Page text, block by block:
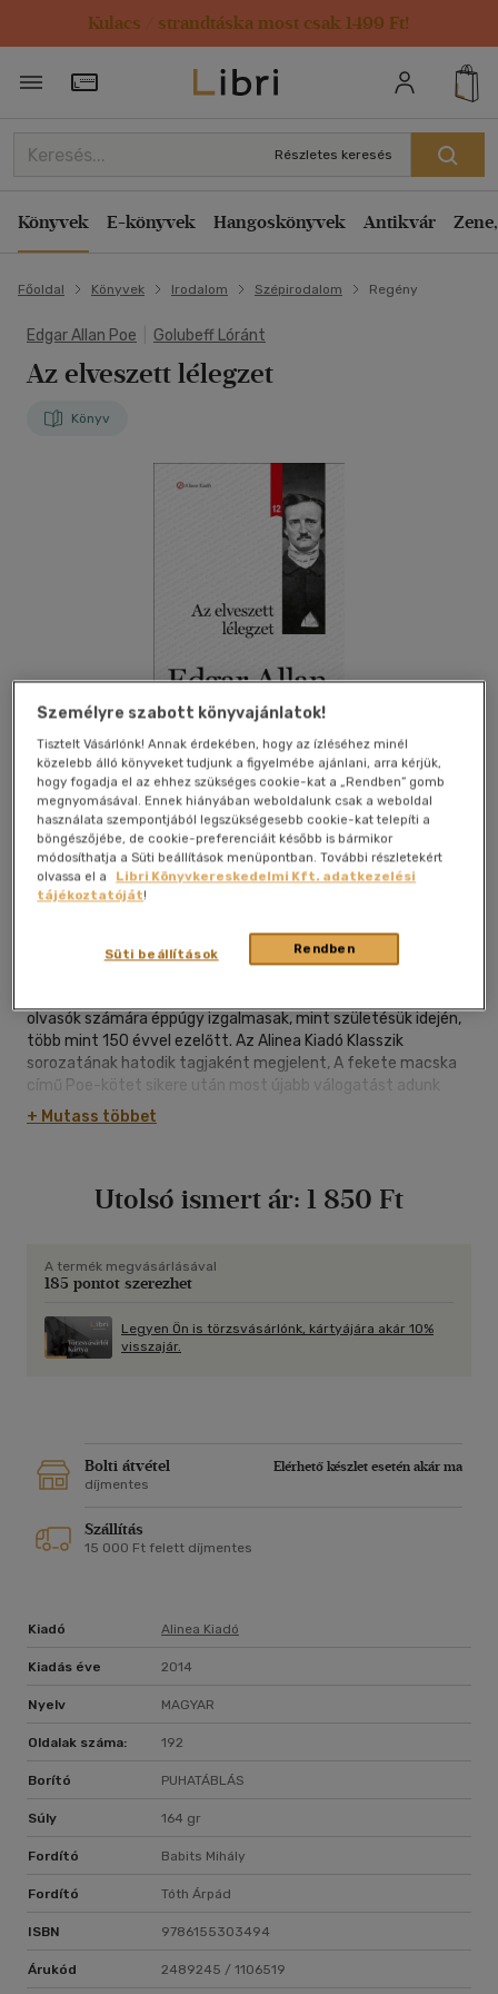
Kulacs / strandtáska most csak 1499 Ft!
Törzsvásárlói Kártya adatai
Részletes keresés
Könyvek E-könyvek Hangoskönyvek Antikvár
Főoldal Könyvek Irodalom Szépirodalom Regény
Edgar Allan Poe Golubeff Lóránt
Az elveszett lélegzet
Könyv
Kívánságlistához adom
olvasók számára éppúgy izgalmasak, mint születésük idején,
több mint 150 évvel ezelőtt. Az Alinea Kiadó Klasszik
sorozatának hatodik tagjaként megjelent, A fekete macska
című Poe-kötet sikere után most újabb válogatást adunk
közre a szerző legnépszerűbb műveiből.
Az elveszett lélegzet című kötetben a címadó elbeszélés
szerző legismertebb verse, A holló is olvasható. A kötetben
+ Mutass többet
Utolsó ismert ár: 1 850 Ft
A termék megvásárlásával
185 pontot szerezhet
Legyen Ön is törzsvásárlónk, kártyájára akár 10%
visszajár.
Bolti átvétel
Elérhető készlet esetén akár ma
díjmentes
Szállítás
15 000 Ft felett díjmentes
Kiadó Alinea Kiadó
Kiadás éve 2014
Nyelv MAGYAR
Oldalak száma: 192
Borító PUHATÁBLÁS
Súly 164 gr
Fordító Babits Mihály
Fordító Tóth Árpád
ISBN 9786155303494
Árukód 2489245 / 1106519
Személyre szabott könyvajánlatok!
Tisztelt Vásárlónk! Annak érdekében, hogy az ízléséhez minél
közelebb álló könyveket tudjunk a figyelmébe ajánlani, arra kérjük,
hogy fogadja el az ehhez szükséges cookie-kat a „Rendben” gomb
megnyomásával. Ennek hiányában weboldalunk csak a weboldal
használata szempontjából legszükségesebb cookie-kat telepíti a
böngészőjébe, de cookie-preferenciáit később is bármikor
módosíthatja a Süti beállítások menüpontban. További részletekért
olvassa el a
Libri Könyvkereskedelmi Kft. adatkezelési
tájékoztatóját!
Rendben
Süti beállítások